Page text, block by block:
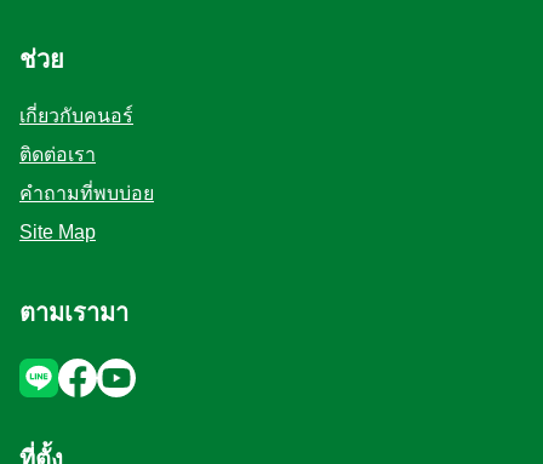
ช่วย
เกี่ยวกับคนอร์
ติดต่อเรา
คำถามที่พบบ่อย
Site Map
ตามเรามา